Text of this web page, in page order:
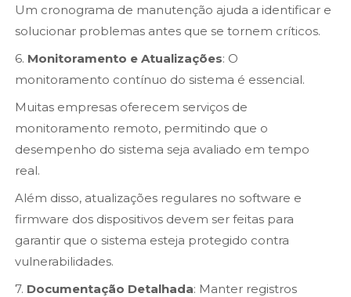
Um cronograma de manutenção ajuda a identificar e
solucionar problemas antes que se tornem críticos.
6. Monitoramento e Atualizações: O
monitoramento contínuo do sistema é essencial.
Muitas empresas oferecem serviços de
monitoramento remoto, permitindo que o
desempenho do sistema seja avaliado em tempo
real.
Além disso, atualizações regulares no software e
firmware dos dispositivos devem ser feitas para
garantir que o sistema esteja protegido contra
vulnerabilidades.
7. Documentação Detalhada: Manter registros